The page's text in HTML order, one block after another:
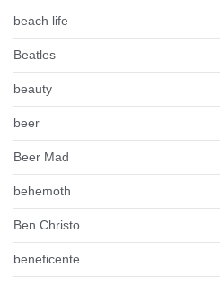
beach life
Beatles
beauty
beer
Beer Mad
behemoth
Ben Christo
beneficente